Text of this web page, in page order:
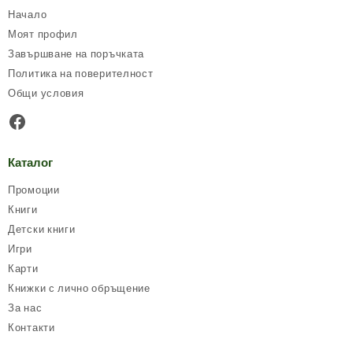
Начало
Моят профил
Завършване на поръчката
Политика на поверителност
Общи условия
Facebook
Каталог
Промоции
Книги
Детски книги
Игри
Карти
Книжки с лично обръщение
За нас
Контакти